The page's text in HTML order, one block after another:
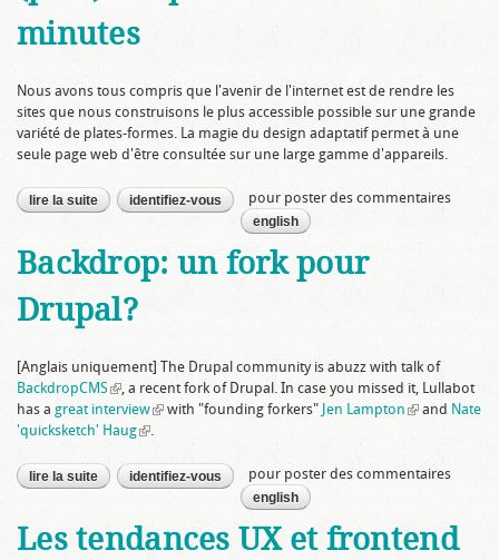
minutes
Nous avons tous compris que l'avenir de l'internet est de rendre les
sites que nous construisons le plus accessible possible sur une grande
variété de plates-formes. La magie du design adaptatif permet à une
seule page web d'être consultée sur une large gamme d'appareils.
lire la suite de comment rendre votre site (plus) adaptatif en moins de 5
minutes
identifiez-vous pour poster des commentaires
english
Backdrop: un fork pour
Drupal?
[Anglais uniquement] The Drupal community is abuzz with talk of
BackdropCMS(link is external)
, a recent fork of Drupal. In case you missed it, Lullabot
has a great interview(link is external)
with "founding forkers" Jen Lampton (link is
and Nate
'quicksketch' Haug(link is external)
.
lire la suite de backdrop: un fork pour drupal?
identifiez-vous pour poster des commentaires
english
Les tendances UX et frontend